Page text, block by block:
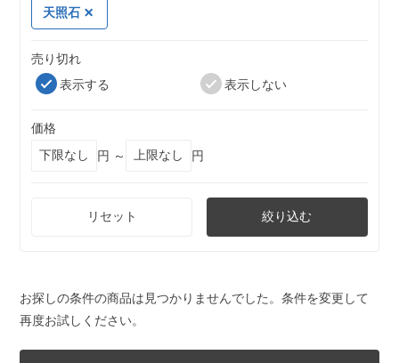
天照石
売り切れ
表示する
表示しない
価格
円 ～
円
リセット 絞り込む
お探しの条件の商品は見つかりませんでした。条件を変更して
再度お試しください。